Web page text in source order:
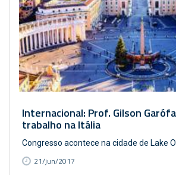
Internacional: Prof. Gilson
trabalho na Itália
Congresso acontece na cidade de Lake
21/jun/2017